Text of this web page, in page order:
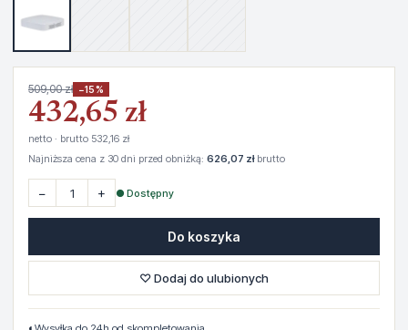
509,00 zł −15%
432,65 zł
netto · brutto 532,16 zł
Najniższa cena z 30 dni przed obniżką: 626,07 złbrutto
− + ● Dostępny
Do koszyka
♡ Dodaj do ulubionych